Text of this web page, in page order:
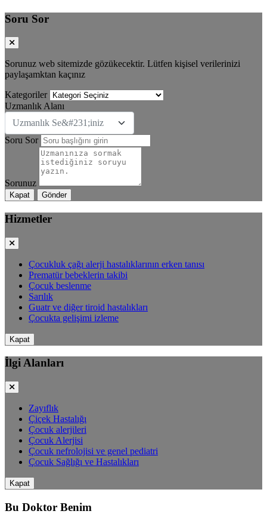
Soru Sor
Sorunuz web sitemizde gözükecektir. Lütfen kişisel verilerinizi
paylaşamktan kaçınız
Kategoriler
Uzmanlık Alanı
Uzmanlık Se&#231;iniz
Soru Sor
Sorunuz
Kapat Gönder
Hizmetler
Çocukluk çağı alerji hastalıklarının erken tanısı
Prematür bebeklerin takibi
Çocuk beslenme
Sarılık
Guatr ve diğer tiroid hastalıkları
Çocukta gelişimi izleme
Kapat
İlgi Alanları
Zayıflık
Çiçek Hastalığı
Çocuk alerjileri
Çocuk Alerjisi
Çocuk nefrolojisi ve genel pediatri
Çocuk Sağlığı ve Hastalıkları
Kapat
Bu Doktor Benim